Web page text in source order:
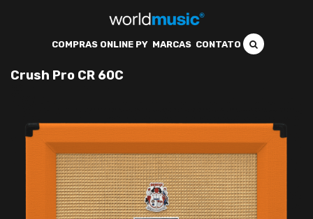
COMPRAS ONLINE PY MARCAS CONTATO
Crush Pro CR 60C